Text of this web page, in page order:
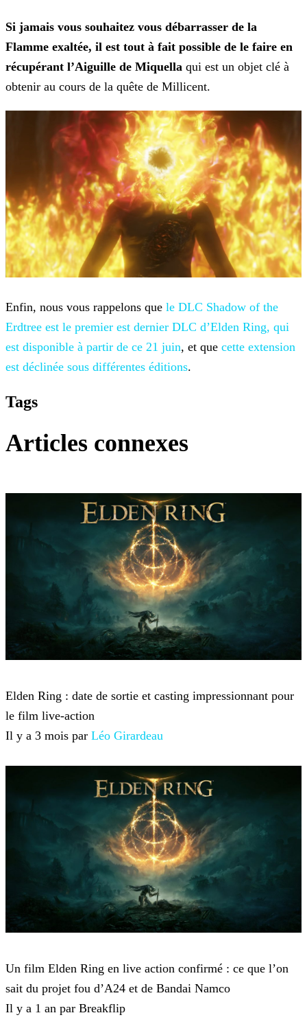
Si jamais vous souhaitez vous débarrasser de la
Flamme exaltée, il est tout à fait possible de le faire en
récupérant l’Aiguille de Miquella qui est un objet clé à
obtenir au cours de la quête de Millicent.
Enfin, nous vous rappelons que le DLC Shadow of the
Erdtree est le premier est dernier DLC d’Elden Ring, qui
est disponible à partir de ce 21 juin, et que cette extension
est déclinée sous différentes éditions.
Tags
Articles connexes
Elden Ring : date de sortie et casting impressionnant pour
le film live-action
Il y a 3 mois par Léo Girardeau
Un film Elden Ring en live action confirmé : ce que l’on
sait du projet fou d’A24 et de Bandai Namco
Il y a 1 an par Breakflip